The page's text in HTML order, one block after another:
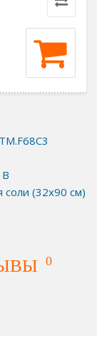
В
соли (32х90 см)
0